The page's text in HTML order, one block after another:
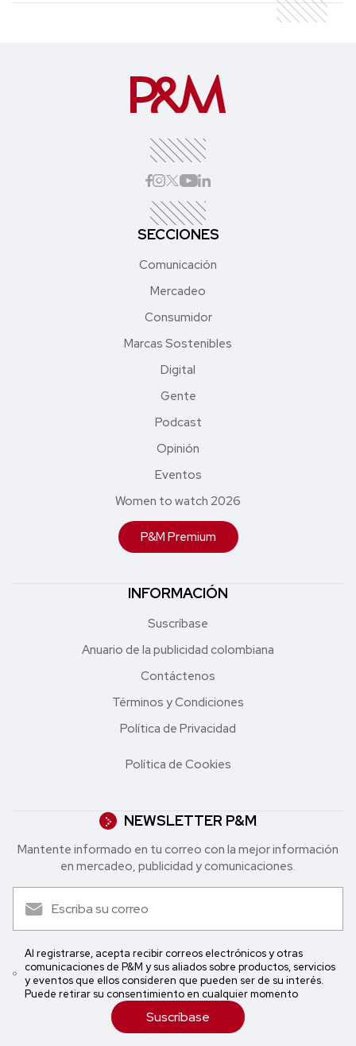
SECCIONES
Comunicación
Mercadeo
Consumidor
Marcas Sostenibles
Digital
Gente
Podcast
Opinión
Eventos
Women to watch 2026
P&M Premium
INFORMACIÓN
Suscríbase
Anuario de la publicidad colombiana
Contáctenos
Términos y Condiciones
Política de Privacidad
Política de Cookies
NEWSLETTER P&M
Mantente informado en tu correo con la mejor in formación
en mercadeo, publicidad y comunicaciones.
Al registrarse, acepta recibir correos electrónicos y otras
comunicaciones de P&M y sus aliados sobre productos, servicios
y eventos que ellos consideren que pueden ser de su interés.
Puede retirar su consentimiento en cualquier momento
Suscríbase